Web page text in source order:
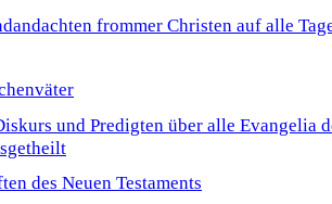
frommer Christen auf alle
und Predigten über alle Evangelia
des Neuen Testaments